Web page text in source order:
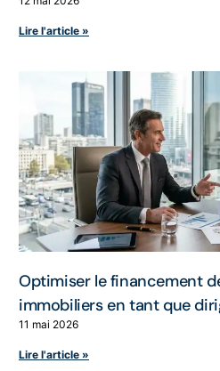
Lire l'article »
Optimiser le financement
immobiliers en tant que
11 mai 2026
Lire l'article »